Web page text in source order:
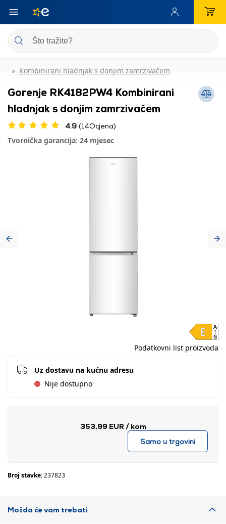
Kombinirani hladnjak s donjim zamrzivačem
Gorenje RK4182PW4 Kombinirani
hladnjak s donjim zamrzivačem
4.9 (14Ocjena)
Tvornička garancija: 24 mjesec
Previous
Podatkovni list proizvoda
Uz dostavu na kućnu adresu
Nije dostupno
353,99 EUR / kom
Samo u trgovini
Broj stavke:237823
Možda će vam trebati